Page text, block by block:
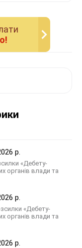
р.
«Дебету-
органів влади та
р.
«Дебету-
органів влади та
р.